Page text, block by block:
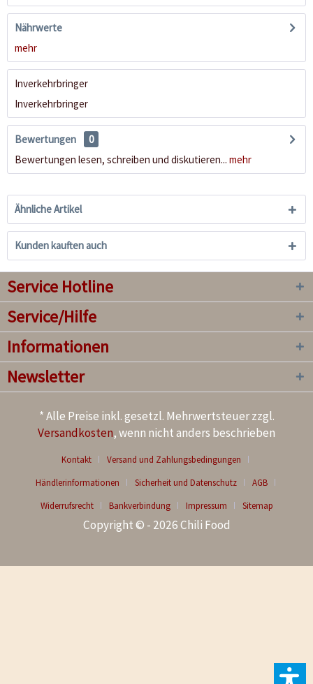
Nährwerte
mehr
Inverkehrbringer
Inverkehrbringer
Bewertungen
0
Bewertungen lesen, schreiben und diskutieren... mehr
Ähnliche Artikel
Kunden kauften auch
Service Hotline
Service/Hilfe
Informationen
Newsletter
* Alle Preise inkl. gesetzl. Mehrwertsteuer zzgl.
Versandkosten, wenn nicht anders beschrieben
Kontakt
Versand und Zahlungsbedingungen
Händlerinformationen
Sicherheit und Datenschutz
AGB
Widerrufsrecht
Bankverbindung Impressum Sitemap
Copyright © - 2026 Chili Food